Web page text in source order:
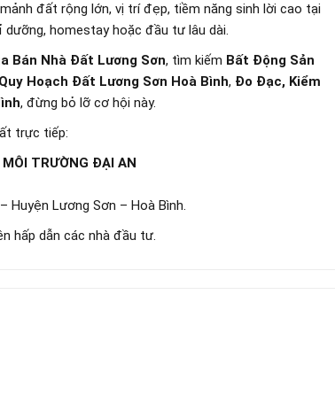
đất rộng lớn, vị trí đẹp, tiềm năng sinh lời cao tại
homestay hoặc đầu tư lâu dài.
Bán Nhà Đất Lương Sơn, tìm kiếm Bất Động Sản
Hoạch Đất Lương Sơn Hoà Bình, Đo Đạc, Kiểm
, đừng bỏ lỡ cơ hội này.
trực tiếp:
TRƯỜNG ĐẠI AN
Huyện Lương Sơn – Hoà Bình.
hấp dẫn các nhà đầu tư.